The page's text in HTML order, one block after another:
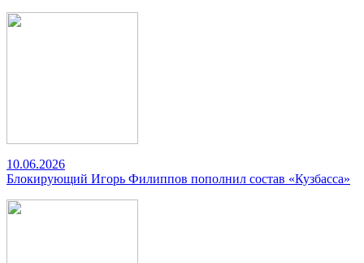
10.06.2026
Блокирующий Игорь Филиппов пополнил состав «Кузбасса»